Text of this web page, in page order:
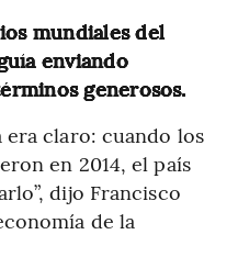
mundiales del
enviando
generosos.
era claro: cuando los
en 2014, el país
dijo Francisco
de la